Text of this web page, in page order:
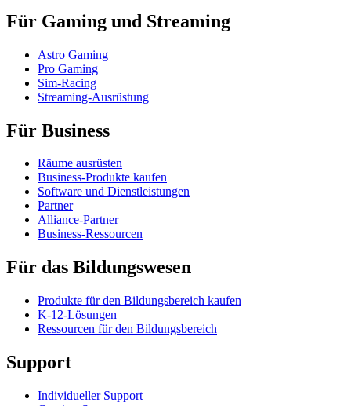
Für Gaming und Streaming
Astro Gaming
Pro Gaming
Sim-Racing
Streaming-Ausrüstung
Für Business
Räume ausrüsten
Business-Produkte kaufen
Software und Dienstleistungen
Partner
Alliance-Partner
Business-Ressourcen
Für das Bildungswesen
Produkte für den Bildungsbereich kaufen
K-12-Lösungen
Ressourcen für den Bildungsbereich
Support
Individueller Support